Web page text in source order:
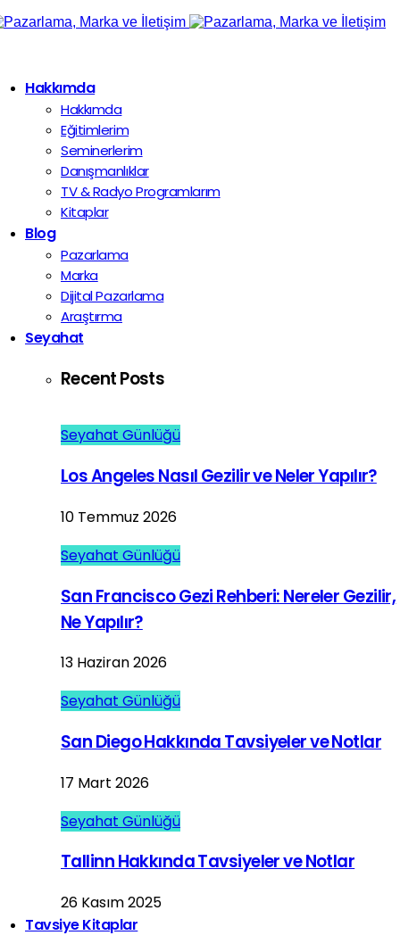
Hakkımda
Hakkımda
Eğitimlerim
Seminerlerim
Danışmanlıklar
TV & Radyo Programlarım
Kitaplar
Blog
Pazarlama
Marka
Dijital Pazarlama
Araştırma
Seyahat
Recent Posts
Seyahat Günlüğü
Los Angeles Nasıl Gezilir ve Neler Yapılır?
10 Temmuz 2026
Seyahat Günlüğü
San Francisco Gezi Rehberi: Nereler Gezilir,
Ne Yapılır?
13 Haziran 2026
Seyahat Günlüğü
San Diego Hakkında Tavsiyeler ve Notlar
17 Mart 2026
Seyahat Günlüğü
Tallinn Hakkında Tavsiyeler ve Notlar
26 Kasım 2025
Tavsiye Kitaplar